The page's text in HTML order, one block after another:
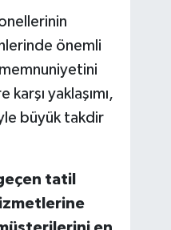
önemli
yaklaşımı,
büyük takdir
tatil